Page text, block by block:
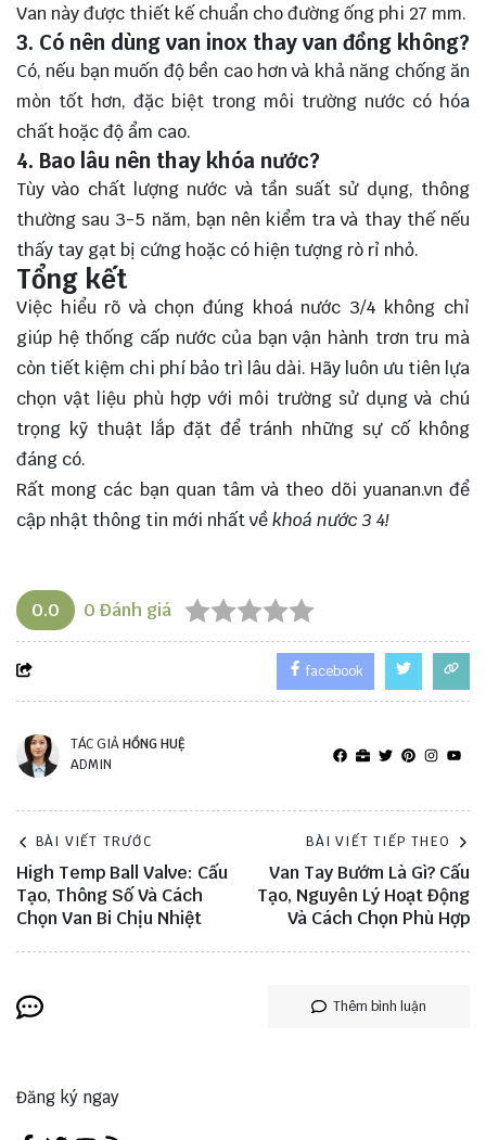
Van này được thiết kế chuẩn cho đường ống phi 27 mm.
3. Có nên dùng van inox thay van đồng không?
Có, nếu bạn muốn độ bền cao hơn và khả năng chống ăn
mòn tốt hơn, đặc biệt trong môi trường nước có hóa
chất hoặc độ ẩm cao.
4. Bao lâu nên thay khóa nước?
Tùy vào chất lượng nước và tần suất sử dụng, thông
thường sau 3-5 năm, bạn nên kiểm tra và thay thế nếu
thấy tay gạt bị cứng hoặc có hiện tượng rò rỉ nhỏ.
Tổng kết
Việc hiểu rõ và chọn đúng khoá nước 3/4 không chỉ
giúp hệ thống cấp nước của bạn vận hành trơn tru mà
còn tiết kiệm chi phí bảo trì lâu dài. Hãy luôn ưu tiên lựa
chọn vật liệu phù hợp với môi trường sử dụng và chú
trọng kỹ thuật lắp đặt để tránh những sự cố không
đáng có.
Rất mong các bạn quan tâm và theo dõi yuanan.vn để
cập nhật thông tin mới nhất vềkhoá nước 3 4!
0.0 0 Đánh giá
facebook
TÁC GIẢHỒNG HUỆ
ADMIN
BÀI VIẾT TRƯỚC
High Temp Ball Valve: Cấu
Tạo, Thông Số Và Cách
Chọn Van Bi Chịu Nhiệt
BÀI VIẾT TIẾP THEO
Van Tay Bướm Là Gì? Cấu
Tạo, Nguyên Lý Hoạt Động
Và Cách Chọn Phù Hợp
Thêm bình luận
Đăng ký ngay